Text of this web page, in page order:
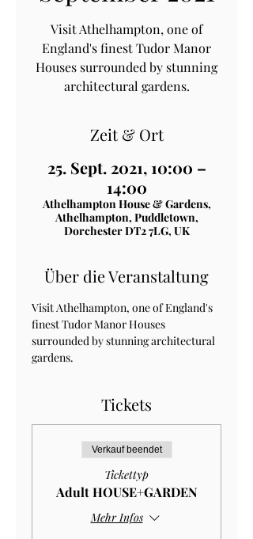
Visit Athelhampton, one of
England's finest Tudor Manor
Houses surrounded by stunning
architectural gardens.
Zeit & Ort
25. Sept. 2021, 10:00 –
14:00
Athelhampton House & Gardens,
Athelhampton, Puddletown,
Dorchester DT2 7LG, UK
Über die Veranstaltung
Visit Athelhampton, one of England's
finest Tudor Manor Houses
surrounded by stunning architectural
gardens.
Tickets
Verkauf beendet
Tickettyp
Adult HOUSE+GARDEN
Mehr Infos